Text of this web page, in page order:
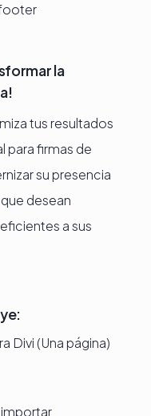
la
tus resultados
para firmas de
su presencia
desean
a sus
Divi (Una página)